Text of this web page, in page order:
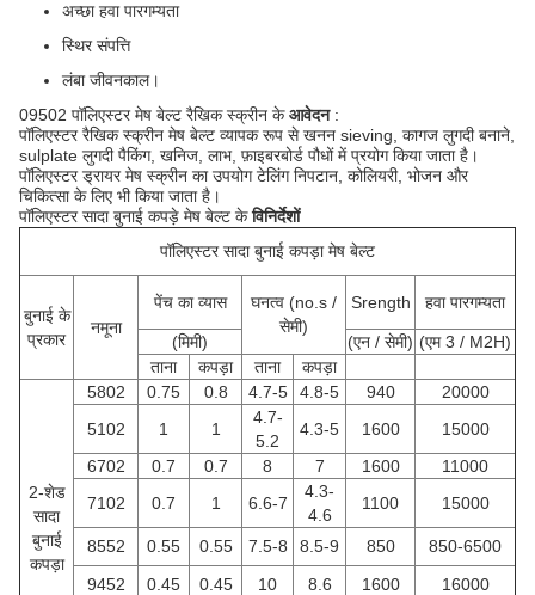
अच्छा हवा पारगम्यता
स्थिर संपत्ति
लंबा जीवनकाल।
09502 पॉलिएस्टर मेष बेल्ट रैखिक स्क्रीन केआवेदन:
पॉलिएस्टर रैखिक स्क्रीन मेष बेल्ट व्यापक रूप से खनन sieving, कागज लुगदी बनाने,
sulplate लुगदी पैकिंग, खनिज, लाभ, फ़ाइबरबोर्ड पौधों में प्रयोग किया जाता है।
पॉलिएस्टर ड्रायर मेष स्क्रीन का उपयोग टेलिंग निपटान, कोलियरी, भोजन और
चिकित्सा के लिए भी किया जाता है।
पॉलिएस्टर सादा बुनाई कपड़े मेष बेल्ट केविनिर्देशों
पॉलिएस्टर सादा बुनाई कपड़ा मेष बेल्ट
बुनाई के
प्रकार
नमूना
पेंच का व्यास
घनत्व (no.s /
सेमी)
Srength हवा पारगम्यता
(मिमी) (एन / सेमी) (एम 3 / M2H)
ताना
कपड़ा ताना कपड़ा
2-शेड
सादा
बुनाई
कपड़ा
5802 0.75 0.8 4.7-5 4.8-5 940
20000
5102
1 1
4.7-
5.2
4.3-5 1600
15000
6702
0.7 0.7 8 7 1600
11000
7102
0.7 1 6.6-7
4.3-
4.6
1100 15000
8552 0.55 0.55 7.5-8 8.5-9 850
850-6500
9452
0.45 0.45 10 8.6 1600 16000